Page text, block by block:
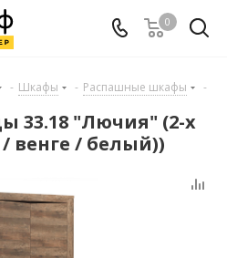
0
- Шкафы - Распашные шкафы -
33.18 "Лючия" (2-х
венге / белый))